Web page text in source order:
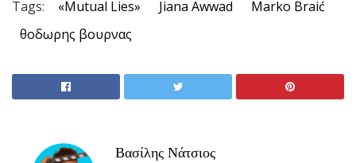
Tags: «Mutual Lies» Jiana Awwad
Marko Braić
θοδωρης βουρνας
Βασίλης Νάτσιος